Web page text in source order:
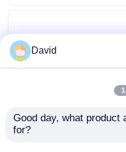
뉴스
모든 케이스
373 KW W-447 오일 리
David
Good day, what product
for?